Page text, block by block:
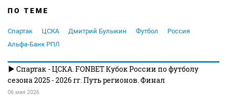
ПО ТЕМЕ
Спартак ЦСКА Дмитрий Булыкин Футбол
Россия
Альфа-Банк РПЛ
Спартак - ЦСКА. FONBET Кубок России по футболу
сезона 2025 - 2026 гг. Путь регионов. Финал
06 мая 2026